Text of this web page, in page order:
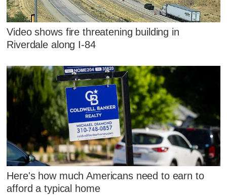
Video shows fire threatening building in
Riverdale along I-84
Here's how much Americans need to earn to
afford a typical home